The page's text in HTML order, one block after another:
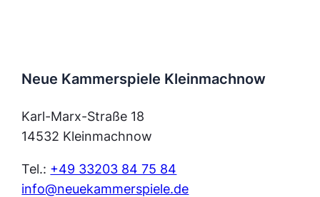
Neue Kammerspiele Kleinmachnow
Karl-Marx-Straße 18
14532 Kleinmachnow
Tel.: +49 33203 84 75 84
info@neuekammerspiele.de